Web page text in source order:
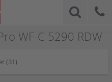
WF-C 5290 RDW
(31)